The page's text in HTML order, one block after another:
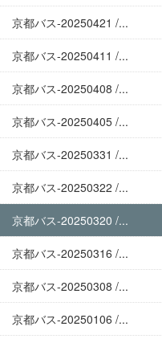
京都バス-20250421 /...
京都バス-20250411 /...
京都バス-20250408 /...
京都バス-20250405 /...
京都バス-20250331 /...
京都バス-20250322 /...
京都バス-20250320 /...
京都バス-20250316 /...
京都バス-20250308 /...
京都バス-20250106 /...